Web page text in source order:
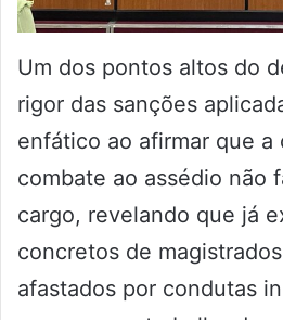
Um dos pontos altos do
rigor das sanções
enfático ao afirmar que a
combate ao assédio não
cargo, revelando que já
concretos de
afastados por condutas